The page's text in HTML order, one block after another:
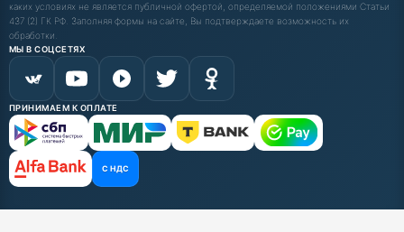
каких условиях не является публичной офертой, определяемой положениями Статьи
437 (2) ГК РФ. Заполняя формы на сайте, Вы подтверждаете возможность их
обработки.
МЫ В СОЦСЕТЯХ
ПРИНИМАЕМ К ОПЛАТЕ
С НДС